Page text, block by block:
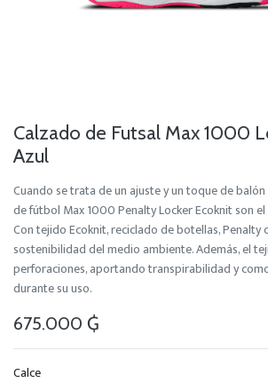
Calzado de Futsal Max 1000
Azul
Cuando se trata de un ajuste y un toque de
de fútbol Max 1000 Penalty Locker Ecoknit son
Con tejido Ecoknit, reciclado de botellas, Penalty
sostenibilidad del medio ambiente. Además, el
perforaciones, aportando transpirabilidad y
durante su uso.
675.000 ₲
Calce